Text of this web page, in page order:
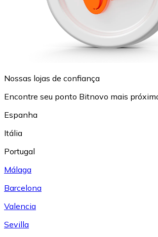
Nossas lojas de confiança
Encontre seu ponto Bitnovo mais
Espanha
Itália
Portugal
Málaga
Barcelona
Valencia
Sevilla